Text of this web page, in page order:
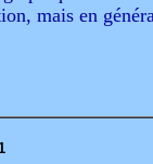
mais en